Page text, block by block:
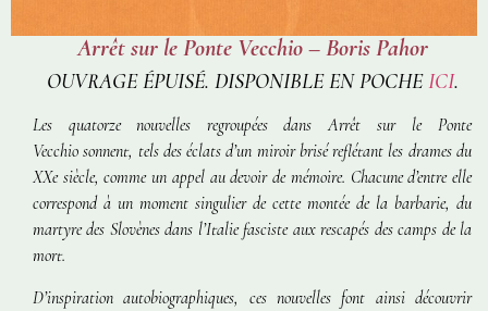
Arrêt sur le Ponte Vecchio – Boris Pahor
OUVRAGE ÉPUISÉ. DISPONIBLE EN POCHEICI.
Les quatorze nouvelles regroupées dansArrêt sur le Ponte
Vecchio sonnent, tels des éclats d’un miroir brisé reflétant les drames du
XXe siècle, comme un appel au devoir de mémoire. Chacune d’entre elle
correspond à un moment singulier de cette montée de la barbarie, du
martyre des Slovènes dans l’Italie fasciste aux rescapés des camps de la
mort.
D’inspiration autobiographiques, ces nouvelles font ainsi découvrir